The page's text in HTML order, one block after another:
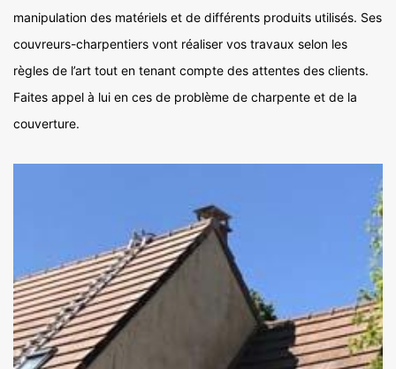
manipulation des matériels et de différents produits utilisés. Ses
couvreurs-charpentiers vont réaliser vos travaux selon les
règles de l’art tout en tenant compte des attentes des clients.
Faites appel à lui en ces de problème de charpente et de la
couverture.